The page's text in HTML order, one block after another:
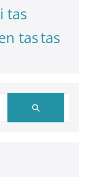
tas
tastas